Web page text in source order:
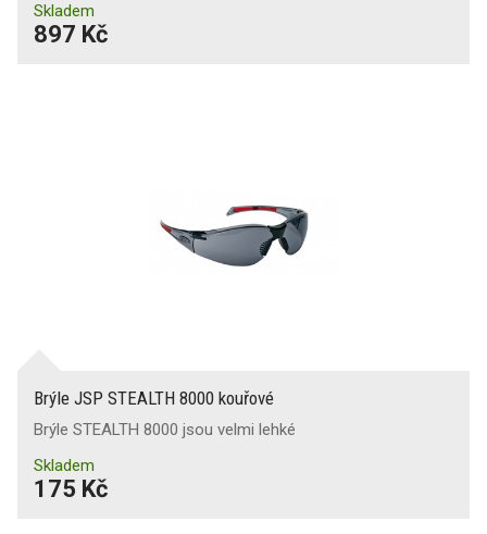
Skladem
897 Kč
Brýle JSP STEALTH 8000 kouřové
Brýle STEALTH 8000 jsou velmi lehké
Skladem
175 Kč